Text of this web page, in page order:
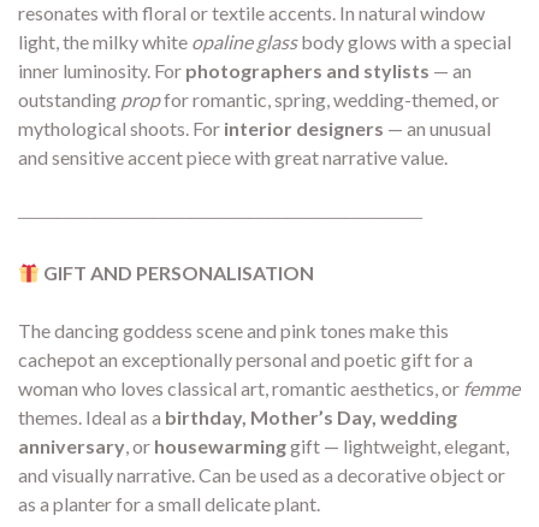
resonates with floral or textile accents. In natural window
light, the milky white opaline glassbody glows with a special
inner luminosity. For photographers and stylists — an
outstanding propfor romantic, spring, wedding-themed, or
mythological shoots. For interior designers — an unusual
and sensitive accent piece with great narrative value.
―――――――――――――――――――――
GIFT AND PERSONALISATION
The dancing goddess scene and pink tones make this
cachepot an exceptionally personal and poetic gift for a
woman who loves classical art, romantic aesthetics, or femme
themes. Ideal as a birthday, Mother’s Day, wedding
anniversary, or housewarminggift — lightweight, elegant,
and visually narrative. Can be used as a decorative object or
as a planter for a small delicate plant.